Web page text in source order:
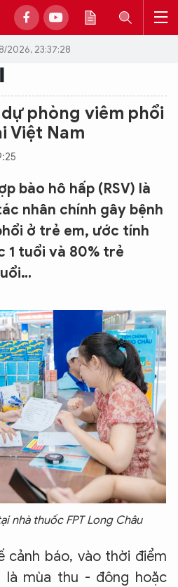
2026, 23:37:28
phòng viêm phổi
Việt Nam
bào hô hấp (RSV) là
nhân chính gây bệnh
ở trẻ em, ước tính
1 tuổi và 80% trẻ
nhà thuốc FPT Long Châu
cảnh báo, vào thời điểm
là mùa thu - đông hoặc